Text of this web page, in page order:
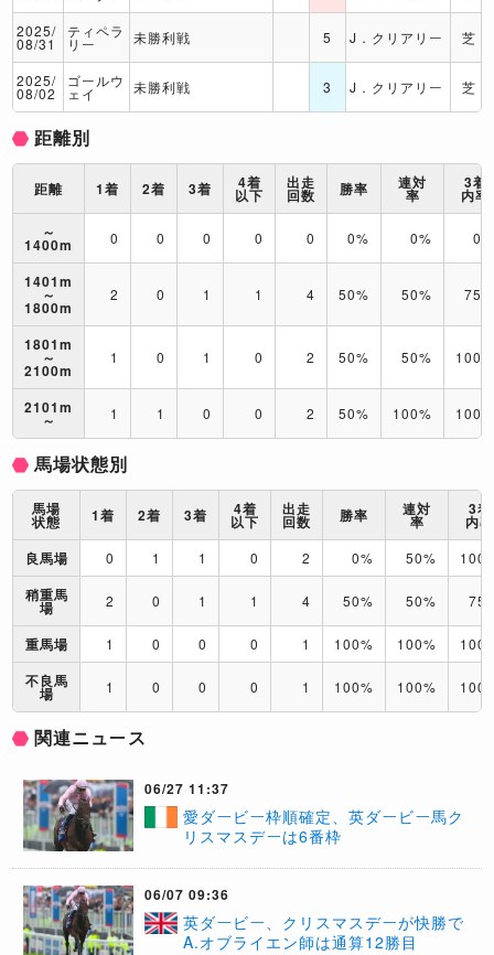
2025/
08/31
ティペラ
リー 未勝利戦 5 J．クリアリー 芝
2025/
08/02
ゴールウ
ェイ 未勝利戦 3 J．クリアリー 芝
距離別
距離 1着 2着 3着 4着
以下
出走
回数 勝率 連対
率
3着
内率
～
1400m 0 0 0 0 0 0% 0%
1401m
～
1800m
2 0 1 1 4 50% 50%
1801m
～
2100m
1 0 1 0 2 50% 50%
2101m
～ 1 1 0 0 2 50% 100%
馬場状態別
馬場
状態 1着 2着 3着 4着
以下
出走
回数 勝率 連対
率
3着
内率
良馬場
0 1 1 0 2 0% 50%
稍重馬
場 2 0 1 1 4 50% 50%
重馬場 1 0 0 0 1 100% 100%
不良馬
場 1 0 0 0 1 100% 100%
関連ニュース
06/27 11:37
愛ダービー枠順確定、英ダービー馬ク
リスマスデーは6番枠
06/07 09:36
英ダービー、クリスマスデーが快勝で
A.オブライエン師は通算12勝目